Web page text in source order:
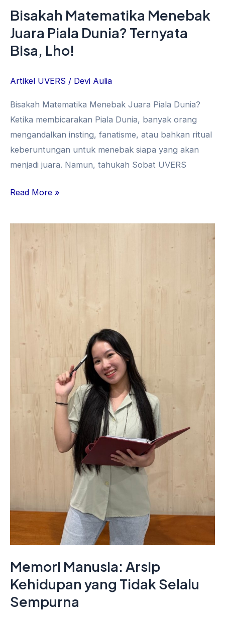
Bisakah Matematika Menebak
Juara Piala Dunia? Ternyata
Bisa, Lho!
Artikel UVERS / Devi Aulia
Bisakah Matematika Menebak Juara Piala Dunia?
Ketika membicarakan Piala Dunia, banyak orang
mengandalkan insting, fanatisme, atau bahkan ritual
keberuntungan untuk menebak siapa yang akan
menjadi juara. Namun, tahukah Sobat UVERS
Read More »
Memori Manusia: Arsip
Kehidupan yang Tidak Selalu
Sempurna
Manusia:
Sempurna